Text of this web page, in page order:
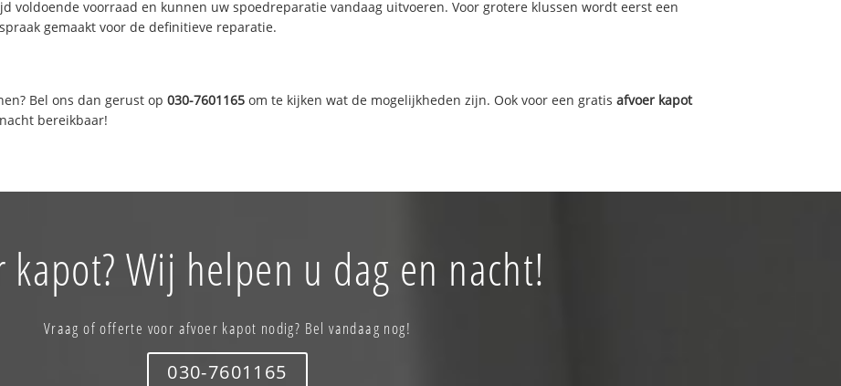
voldoende voorraad en kunnen uw spoedreparatie vandaag uitvoeren. Voor grotere klussen wordt eerst een
gemaakt voor de definitieve reparatie.
Bel ons dan gerust op030-7601165 om te kijken wat de mogelijkheden zijn. Ook voor een gratisafvoer kapot
bereikbaar!
kapot? Wij helpen u dag en nacht!
Vraag of offerte voor afvoer kapot nodig? Bel vandaag nog!
030-7601165